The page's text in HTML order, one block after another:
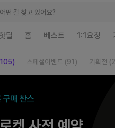
어떤 걸 찾고 있어요?
딜 홈 베스트 1:1요청
스페셜이벤트 (91) 기획전